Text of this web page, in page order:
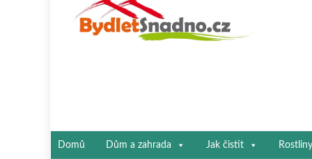
Přeskočit
Domů Dům a zahrada Jak čistit Rostliny